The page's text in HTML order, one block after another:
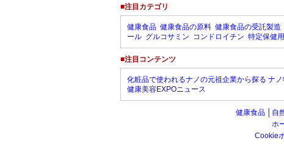
■注目カテゴリ
健康食品 健康食品の原料 健康食品の受託製造
ール グルコサミン コンドロイチン 特定保健
■注目コンテンツ
化粧品で使われるナノの元祖企業から探る ナ
健康美容EXPOニュース
健康食品 自
ホ
Cookie